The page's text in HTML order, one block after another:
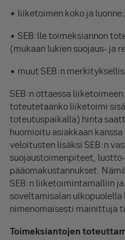
• liiketoimen koko ja luonne;
• SEB:lle toimeksiannon
(mukaan lukien suojaus- ja
• muut SEB:n
SEB:n ottaessa
toteutetaanko liiketoimi
toteutuspaikalla) hinta
huomioitu asiakkaan
veloitusten lisäksi SEB:n
suojaustoimenpiteet,
pääomakustannukset.
SEB:n liiketoimintamalliin
soveltamisalan
nimenomaisesti mainittuja
Toimeksiantojen